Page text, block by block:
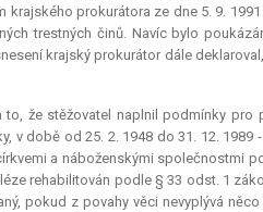
krajského prokurátora ze dne 5. 9.
trestných činů. Navíc bylo
krajský prokurátor dále
to, že stěžovatel naplnil podmínky
v době od 25. 2. 1948 do 31. 12.
a náboženskými společnostmi
rehabilitován podle § 33 odst. 1
pokud z povahy věci nevyplývá